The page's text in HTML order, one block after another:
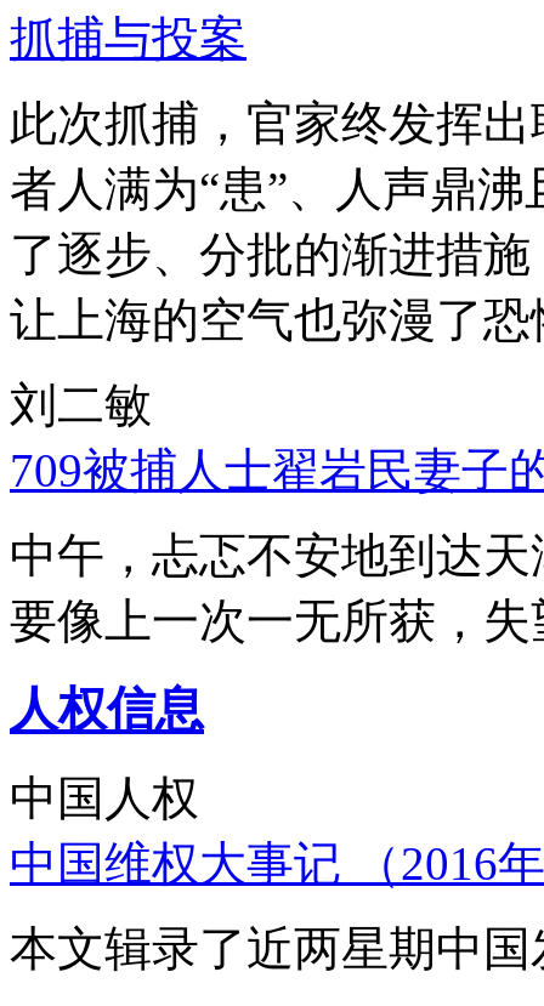
抓捕与投案
此次抓捕，官家终发挥
者人满为“患”、人声鼎
了逐步、分批的渐进措
让上海的空气也弥漫了
刘二敏
709被捕人士翟岩民妻子
中午，忐忑不安地到达
要像上一次一无所获，
人权信息
中国人权
中国维权大事记 （2016
本文辑录了近两星期中